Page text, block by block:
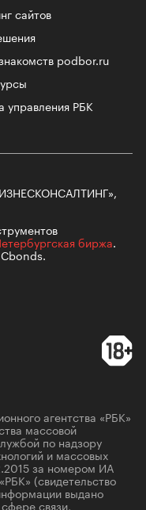
сайтов
podbor.ru
управления РБК
биржа.
агентства «РБК»
массовой
по надзору
и массовых
за номером ИА
(свидетельство
выдано
связи,